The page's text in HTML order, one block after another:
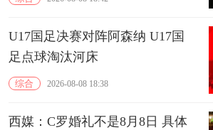
U17国足决赛对阵阿森纳 U17国
足点球淘汰河床
综合 2026-08-08 18:38
西媒：C罗婚礼不是8月8日 具体